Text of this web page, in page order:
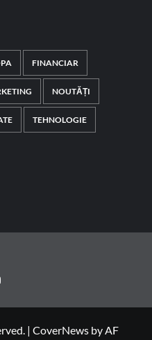
FINANCIAR
NOUTĂȚI
TEHNOLOGIE
| CoverNews by AF